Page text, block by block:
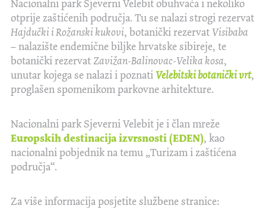
Nacionalni park Sjeverni Velebit obuhvaća i nekoliko
otprije zaštićenih područja. Tu se nalazi strogi rezervat
Hajdučki i Rožanski kukovi, botanički rezervat Visibaba
– nalazište endemične biljke hrvatske sibireje, te
botanički rezervatZavižan-Balinovac-Velika kosa,
unutar kojega se nalazi i poznatiVelebitski botanički vrt,
proglašen spomenikom parkovne arhitekture.
Nacionalni park Sjeverni Velebit je i član mreže
Europskih destinacija izvrsnosti (EDEN), kao
nacionalni pobjednik na temu „Turizam i zaštićena
područja“.
Za više informacija posjetite službene stranice: